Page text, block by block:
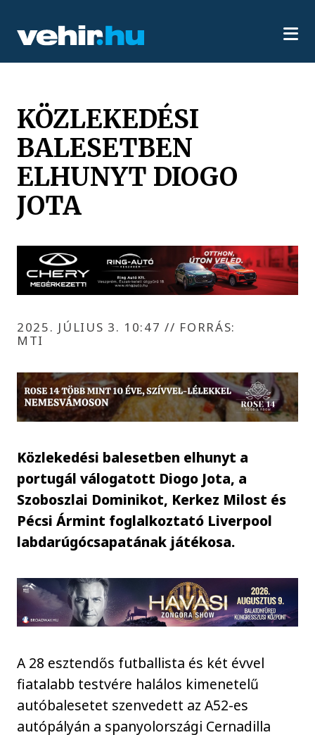
KÖZLEKEDÉSI
BALESETBEN
ELHUNYT DIOGO
JOTA
2025. JÚLIUS 3. 10:47// FORRÁS:
MTI
Közlekedési balesetben elhunyt a
portugál válogatott Diogo Jota, a
Szoboszlai Dominikot, Kerkez Milost és
Pécsi Ármint foglalkoztató Liverpool
labdarúgócsapatának játékosa.
A 28 esztendős futballista és két évvel
fiatalabb testvére halálos kimenetelű
autóbalesetet szenvedett az A52-es
autópályán a spanyolországi Cernadilla